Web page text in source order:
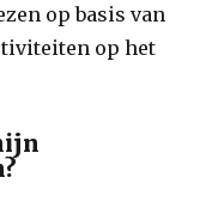
op basis van
op het